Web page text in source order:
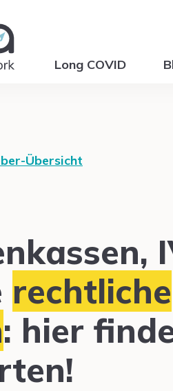
Long COVID
Übersicht
rechtliche
: hier